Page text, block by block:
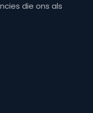
die ons als